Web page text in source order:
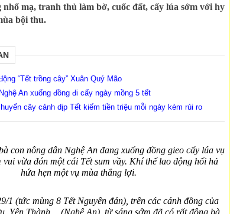
nhổ mạ, tranh thủ làm bờ, cuốc đất, cấy lúa sớm với hy
bội thu.
“Tết trồng cây” Xuân Quý Mão
An xuống đồng đi cấy ngày mồng 5 tết
cây cảnh dịp Tết kiếm tiền triệu mỗi ngày kèm rủi ro
con nông dân Nghệ An đang xuống đồng gieo cấy lúa vụ
vui vừa đón một cái Tết sum vầy. Khí thế lao động hối hả
hứa hẹn một vụ mùa thắng lợi.
1 (tức mùng 8 Tết Nguyên đán), trên các cánh đồng của